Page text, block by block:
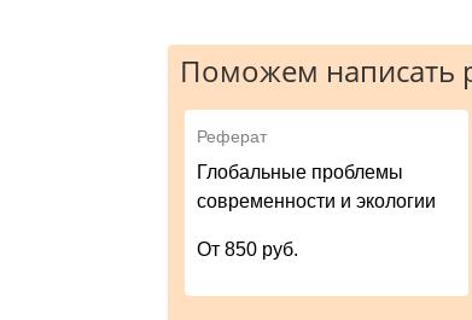
Поможем написать
Реферат
Глобальные проблемы
современности и экологии
От 850 руб.